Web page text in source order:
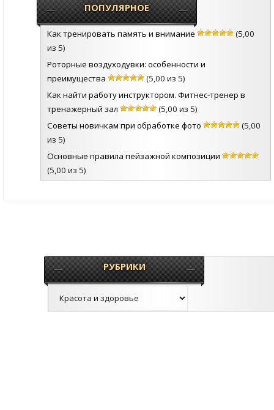
ПОПУЛЯРНОЕ
Как тренировать память и внимание
(5,00
из 5)
Роторные воздуходувки: особенности и
преимущества
(5,00 из 5)
Как найти работу инструктором. Фитнес-тренер в
тренажерный зал
(5,00 из 5)
Советы новичкам при обработке фото
(5,00
из 5)
Основные правила пейзажной композиции
(5,00 из 5)
РУБРИКИ